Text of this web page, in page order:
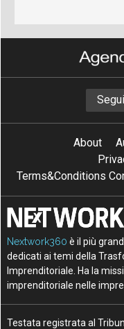
About
Terms&Conditions
Nextwork360 è il più
dedicati ai temi della
Imprenditoriale. Ha la
imprenditoriale nelle
Testata registrata al